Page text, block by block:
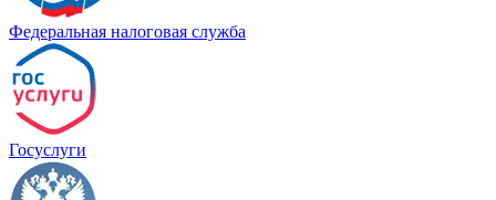
Федеральная налоговая служба
Госуслуги